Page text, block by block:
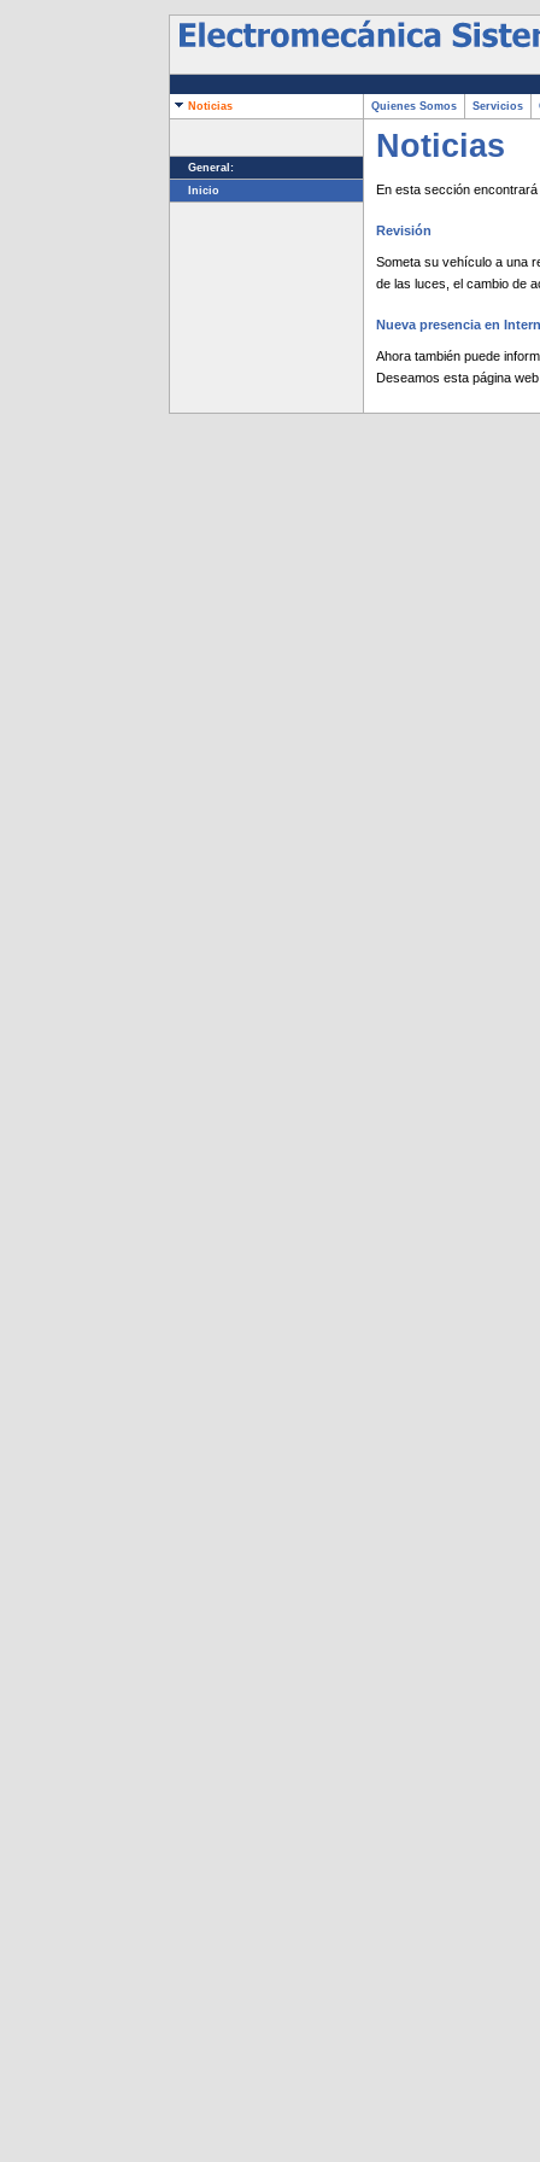
Noticias Quienes Somos Servicios
General:
Inicio
Noticias
En esta sección
Revisión
Someta su vehículo a una
de las luces, el cambio de
Nueva presencia en
Ahora también puede
Deseamos esta página